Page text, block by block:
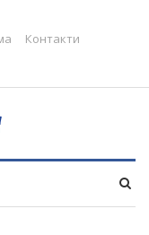
Контакти